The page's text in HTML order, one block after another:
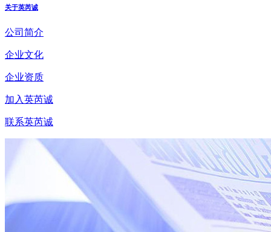
关于英芮诚
公司简介
企业文化
企业资质
加入英芮诚
联系英芮诚